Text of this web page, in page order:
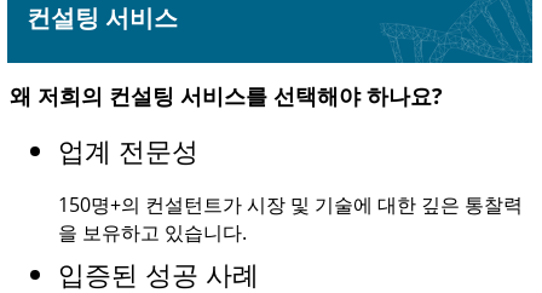
컨설팅 서비스
왜 저희의 컨설팅 서비스를 선택해야 하나요?
업계 전문성
150명+의 컨설턴트가 시장 및 기술에 대한 깊은 통찰력
을 보유하고 있습니다.
입증된 성공 사례